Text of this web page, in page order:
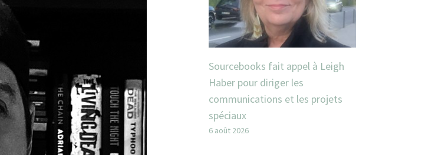
Sourcebooks fait appel à Leigh
Haber pour diriger les
communications et les projets
spéciaux
6 août 2026